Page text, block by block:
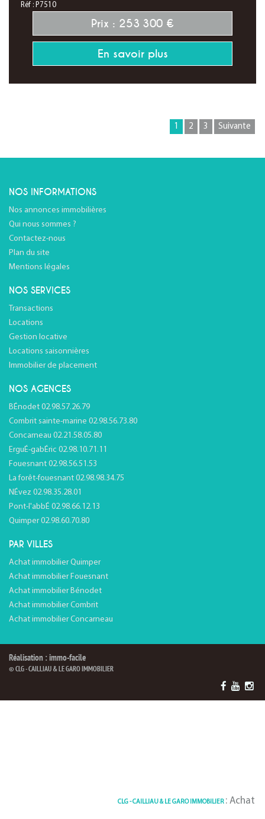
Réf : P7510
Prix : 253 300 €
En savoir plus
1 2 3 Suivante
NOS INFORMATIONS
Nos annonces immobilières
Qui nous sommes ?
Contactez-nous
Plan du site
Mentions légales
NOS SERVICES
Transactions
Locations
Gestion locative
Locations saisonnières
Immobilier de placement
NOS AGENCES
BÉnodet 02.98.57.26.79
Combrit sainte-marine 02.98.56.73.80
Concarneau 02.21.58.05.80
ErguÉ-gabÉric 02.98.10.71.11
Fouesnant 02.98.56.51.53
La forêt-fouesnant 02.98.98.34.75
NÉvez 02.98.35.28.01
Pont-l'abbÉ 02.98.66.12.13
Quimper 02.98.60.70.80
PAR VILLES
Achat immobilier Quimper
Achat immobilier Fouesnant
Achat immobilier Bénodet
Achat immobilier Combrit
Achat immobilier Concarneau
Réalisation : immo-facile
© CLG - CAILLIAU & LE GARO IMMOBILIER
CLG - CAILLIAU & LE GARO IMMOBILIER: Achat / Vente